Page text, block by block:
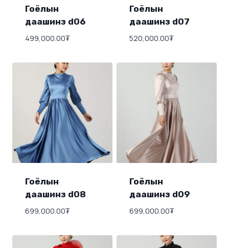
Гоёлын
даашинз d06
499,000.00₮
Гоёлын
даашинз d07
520,000.00₮
Гоёлын
даашинз d08
699,000.00₮
Гоёлын
даашинз d09
699,000.00₮